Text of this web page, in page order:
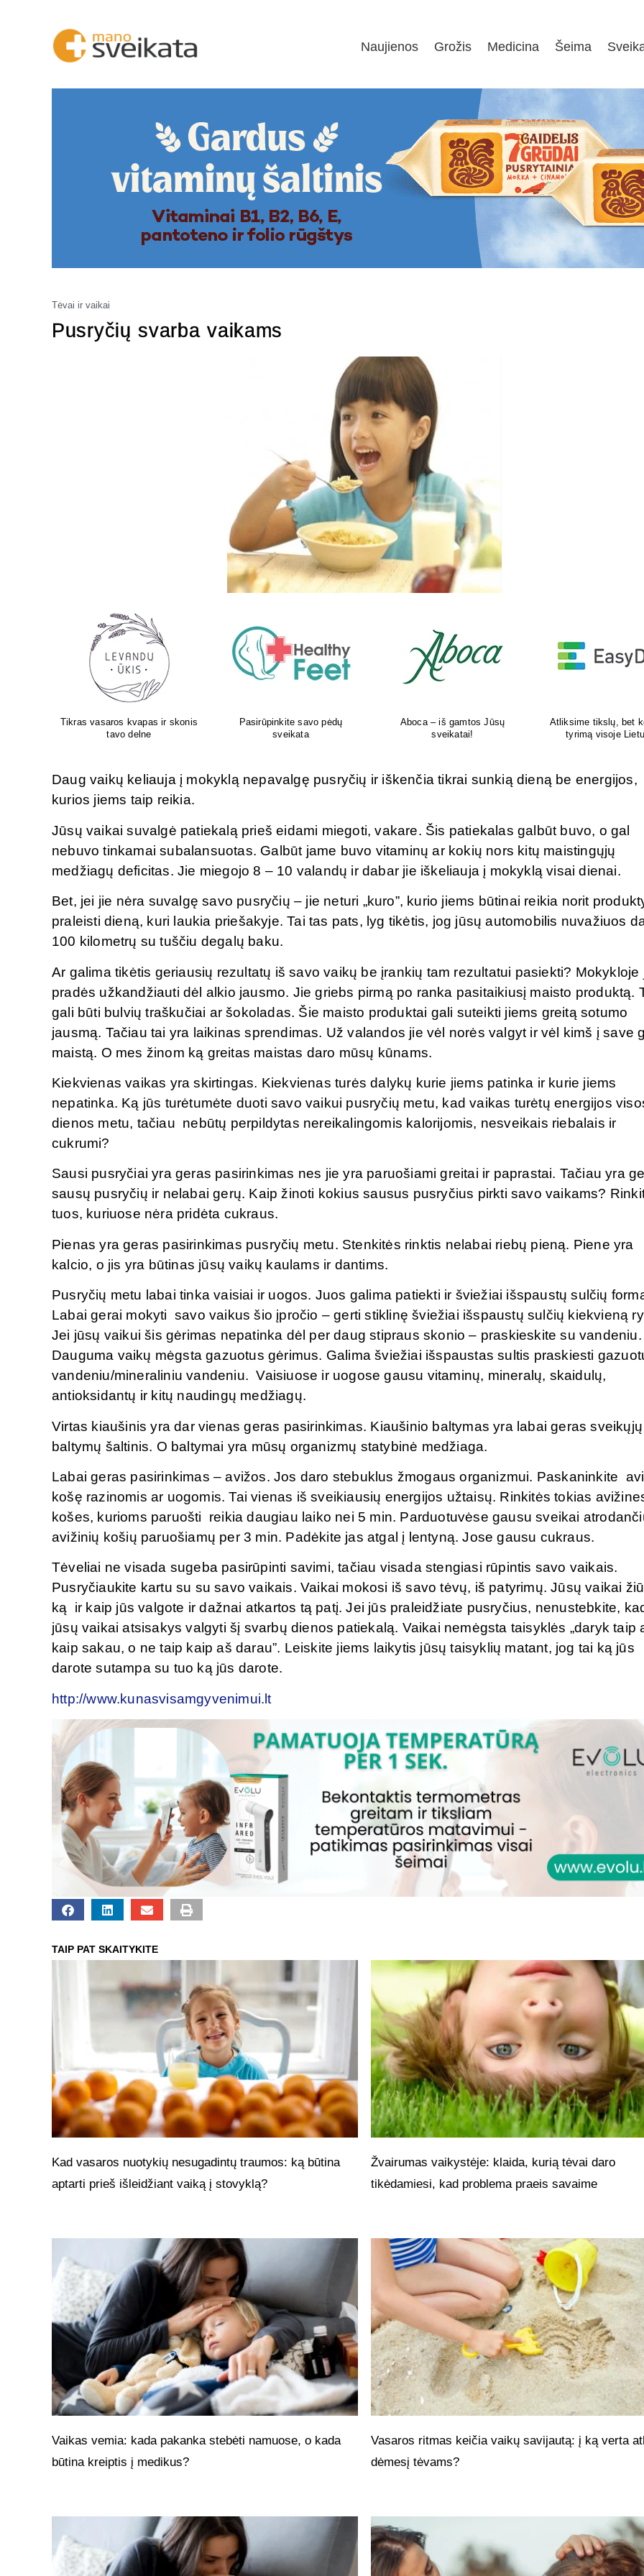
Naujienos Grožis Medicina Šeima
Tėvai ir vaikai
Pusryčių svarba vaikams
Aboca – iš gamtos Jūsų
sveikatai!
Atliksime tikslų, bet kokį DNR
tyrimą visoje Lietuvoje
Šiuolaikiška vaikų sveikatos
priežiūros įstaiga
Tikras vasaros
tavo delne
Daug vaikų keliauja į mokyklą nepavalgę pusryčių ir iškenčia tikrai sunkią dieną be energijos,
kurios jiems taip reikia.
Jūsų vaikai suvalgė patiekalą prieš eidami miegoti, vakare. Šis patiekalas galbūt buvo, o gal
nebuvo tinkamai subalansuotas. Galbūt jame buvo vitaminų ar kokių nors kitų maistingųjų
medžiagų deficitas. Jie miegojo 8 – 10 valandų ir dabar jie iškeliauja į mokyklą visai dienai.
Bet, jei jie nėra suvalgę savo pusryčių – jie neturi „kuro”, kurio jiems būtinai reikia norit
praleisti dieną, kuri laukia priešakyje. Tai tas pats, lyg tikėtis, jog jūsų automobilis nuvažiuos
100 kilometrų su tuščiu degalų baku.
Ar galima tikėtis geriausių rezultatų iš savo vaikų be įrankių tam rezultatui pasiekti? Mokykloje
pradės užkandžiauti dėl alkio jausmo. Jie griebs pirmą po ranka pasitaikiusį maisto produktą.
gali būti bulvių traškučiai ar šokoladas. Šie maisto produktai gali suteikti jiems greitą sotumo
jausmą. Tačiau tai yra laikinas sprendimas. Už valandos jie vėl norės valgyt ir vėl kimš į save
maistą. O mes žinom ką greitas maistas daro mūsų kūnams.
Kiekvienas vaikas yra skirtingas. Kiekvienas turės dalykų kurie jiems patinka ir kurie jiems
nepatinka. Ką jūs turėtumėte duoti savo vaikui pusryčių metu, kad vaikas turėtų energijos
dienos metu, tačiau nebūtų perpildytas nereikalingomis kalorijomis, nesveikais riebalais ir
cukrumi?
Sausi pusryčiai yra geras pasirinkimas nes jie yra paruošiami greitai ir paprastai. Tačiau yra
sausų pusryčių ir nelabai gerų. Kaip žinoti kokius sausus pusryčius pirkti savo vaikams?
tuos, kuriuose nėra pridėta cukraus.
Pienas yra geras pasirinkimas pusryčių metu. Stenkitės rinktis nelabai riebų pieną. Piene yra
kalcio, o jis yra būtinas jūsų vaikų kaulams ir dantims.
Pusryčių metu labai tinka vaisiai ir uogos. Juos galima patiekti ir šviežiai išspaustų sulčių
Labai gerai mokyti savo vaikus šio įpročio – gerti stiklinę šviežiai išspaustų sulčių kiekvieną
Jei jūsų vaikui šis gėrimas nepatinka dėl per daug stipraus skonio – praskieskite su vandeniu.
Dauguma vaikų mėgsta gazuotus gėrimus. Galima šviežiai išspaustas sultis praskiesti
vandeniu/mineraliniu vandeniu. Vaisiuose ir uogose gausu vitaminų, mineralų, skaidulų,
antioksidantų ir kitų naudingų medžiagų.
Virtas kiaušinis yra dar vienas geras pasirinkimas. Kiaušinio baltymas yra labai geras sveikųjų
baltymų šaltinis. O baltymai yra mūsų organizmų statybinė medžiaga.
Labai geras pasirinkimas – avižos. Jos daro stebuklus žmogaus organizmui. Paskaninkite
košę razinomis ar uogomis. Tai vienas iš sveikiausių energijos užtaisų. Rinkitės tokias
košes, kurioms paruošti reikia daugiau laiko nei 5 min. Parduotuvėse gausu sveikai
avižinių košių paruošiamų per 3 min. Padėkite jas atgal į lentyną. Jose gausu cukraus.
Tėveliai ne visada sugeba pasirūpinti savimi, tačiau visada stengiasi rūpintis savo vaikais.
Pusryčiaukite kartu su su savo vaikais. Vaikai mokosi iš savo tėvų, iš patyrimų. Jūsų vaikai
ką ir kaip jūs valgote ir dažnai atkartos tą patį. Jei jūs praleidžiate pusryčius, nenustebkite,
jūsų vaikai atsisakys valgyti šį svarbų dienos patiekalą. Vaikai nemėgsta taisyklės „daryk taip
kaip sakau, o ne taip kaip aš darau”. Leiskite jiems laikytis jūsų taisyklių matant, jog tai ką jūs
darote sutampa su tuo ką jūs darote.
http://www.kunasvisamgyvenimui.lt
TAIP PAT SKAITYKITE
Kad vasaros nuotykių nesugadintų traumos: ką būtina
aptarti prieš išleidžiant vaiką į stovyklą?
Žvairumas vaikystėje: klaida, kurią tėvai daro
tikėdamiesi, kad problema praeis savaime
Vaikas vemia: kada pakanka stebėti namuose, o kada
būtina kreiptis į medikus?
Vasaros ritmas keičia vaikų savijautą: į ką verta
dėmesį tėvams?